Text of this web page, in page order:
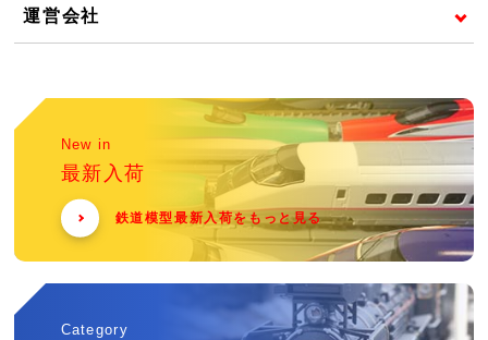
運営会社
New in
最新入荷
鉄道模型最新入荷をもっと見る
Category